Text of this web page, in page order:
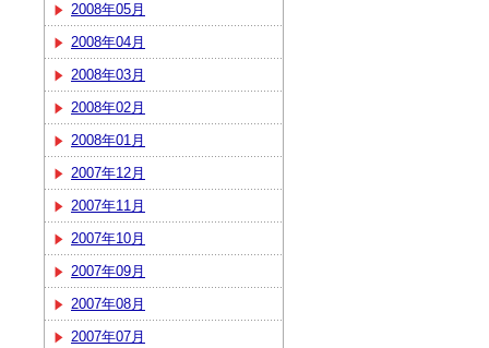
2008年05月
2008年04月
2008年03月
2008年02月
2008年01月
2007年12月
2007年11月
2007年10月
2007年09月
2007年08月
2007年07月